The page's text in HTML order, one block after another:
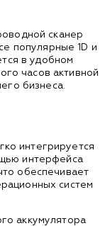
сканер
популярные 1D и
в удобном
часов активной
бизнеса.
интегрируется
интерфейса
обеспечивает
систем
аккумулятора